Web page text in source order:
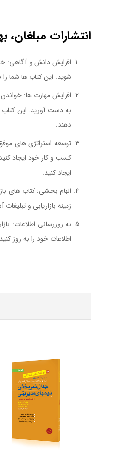
انتشارات مبلغان،
افزایش دانش و آگاهی:
شوید. این کتاب ها شما را
افزایش مهارت ها: خواندن
به دست آورید. این کتاب
دهند.
توسعه استراتژی های
ایجاد کنید.
الهام بخشی: کتاب های
زمینه بازاریابی و
به روزرسانی اطلاعات:
اطلاعات خود را به روز